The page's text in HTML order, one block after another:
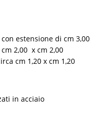
estensione di cm 3,00
2,00 x cm 2,00
cm 1,20 x cm 1,20
in acciaio